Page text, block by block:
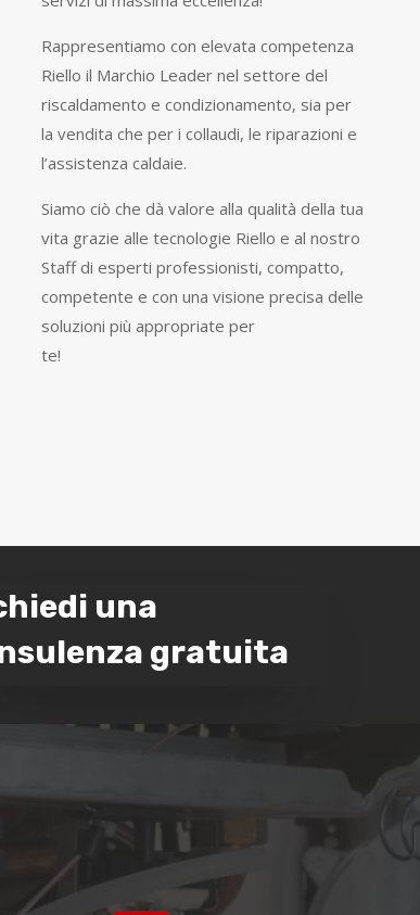
Rappresentiamo con elevata competenza
Riello il Marchio Leader nel settore del
riscaldamento e condizionamento, sia per
la vendita che per i collaudi, le riparazioni e
l’assistenza caldaie.
Siamo ciò che dà valore alla qualità della tua
vita grazie alle tecnologie Riello e al nostro
Staff di esperti professionisti, compatto,
competente e con una visione precisa delle
soluzioni più appropriate per
te!
una
gratuita